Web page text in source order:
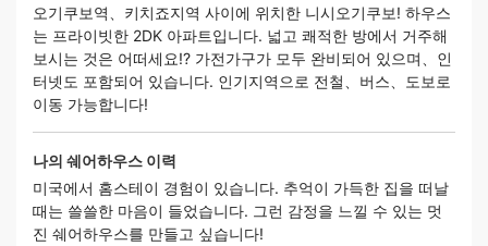
오기쿠보역、키치죠지역 사이에 위치한 니시오기쿠보! 하우스
는 프라이빗한 2DK 아파트입니다. 넓고 쾌적한 방에서 거주해
보시는 것은 어떠세요!? 가전가구가 모두 완비되어 있으며、인
터넷도 포함되어 있습니다. 인기지역으로 전철、버스、도보로
이동 가능합니다!
나의 쉐어하우스 이력
미국에서 홈스테이 경험이 있습니다. 추억이 가득한 집을 떠날
때는 쓸쓸한 마음이 들었습니다. 그런 감정을 느낄 수 있는 멋
진 쉐어하우스를 만들고 싶습니다!